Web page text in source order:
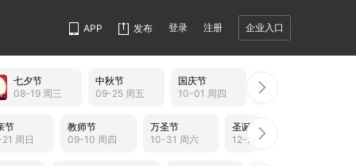
APP 发布 登录 注册 企业入口
七夕节
08-19 周三
中秋节
09-25 周五
国庆节
10-01 周四
重阳节
10-19 周一
节
周日
教师节
09-10 周四
万圣节
10-31 周六
圣诞节
12-25 周五